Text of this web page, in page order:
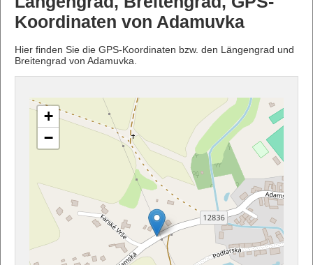
Koordinaten von Adamuvka
Hier finden Sie die GPS-Koordinaten bzw. den Längengrad und
Breitengrad von Adamuvka.
+
−